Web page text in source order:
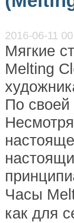
2016-06-11
Мягкие
Melting
По
Часы
как для